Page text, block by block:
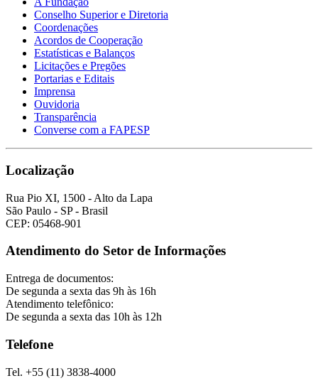
Conselho Superior e Diretoria
Coordenações
Acordos de Cooperação
Estatísticas e Balanços
Licitações e Pregões
Portarias e Editais
Imprensa
Ouvidoria
Transparência
Converse com a FAPESP
Localização
Rua Pio XI, 1500 - Alto da Lapa
São Paulo - SP - Brasil
CEP: 05468-901
Atendimento do Setor de Informações
Entrega de documentos:
De segunda a sexta das 9h às 16h
Atendimento telefônico:
De segunda a sexta das 10h às 12h
Telefone
Tel. +55 (11) 3838-4000